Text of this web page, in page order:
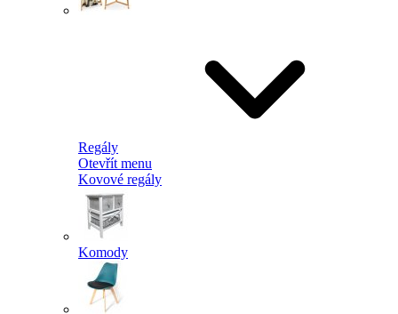
Regály
Otevřít menu
Kovové regály
Komody